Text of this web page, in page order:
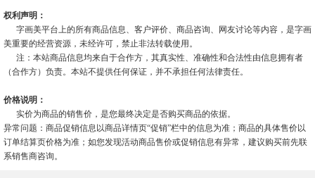
权利声明：
字画美平台上的所有商品信息、客户评价、商品咨询、网友讨论等内容，是字画
美重要的经营资源，未经许可，禁止非法转载使用。
注：本站商品信息均来自于合作方，其真实性、准确性和合法性由信息拥有者
（合作方）负责。本站不提供任何保证，并不承担任何法律责任。
价格说明：
实价为商品的销售价，是您最终决定是否购买商品的依据。
异常问题：商品促销信息以商品详情页“促销”栏中的信息为准；商品的具体售价以
订单结算页价格为准；如您发现活动商品售价或促销信息有异常，建议购买前先联
系销售商咨询。